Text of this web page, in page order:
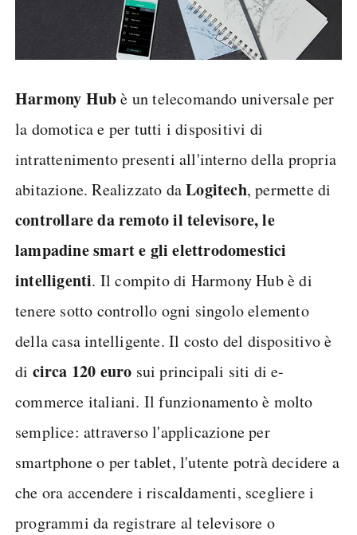
Harmony Hubè un telecomando universale per
la domotica e per tutti i dispositivi di
intrattenimento presenti all'interno della propria
abitazione. Realizzato daLogitech, permette di
controllare da remoto il televisore, le
lampadine smart e gli elettrodomestici
intelligenti. Il compito di Harmony Hub è di
tenere sotto controllo ogni singolo elemento
della casa intelligente. Il costo del dispositivo è
di circa 120 euro sui principali siti di e-
commerce italiani. Il funzionamento è molto
semplice: attraverso l'applicazione per
smartphone o per tablet, l'utente potrà decidere a
che ora accendere i riscaldamenti, scegliere i
programmi da registrare al televisore o